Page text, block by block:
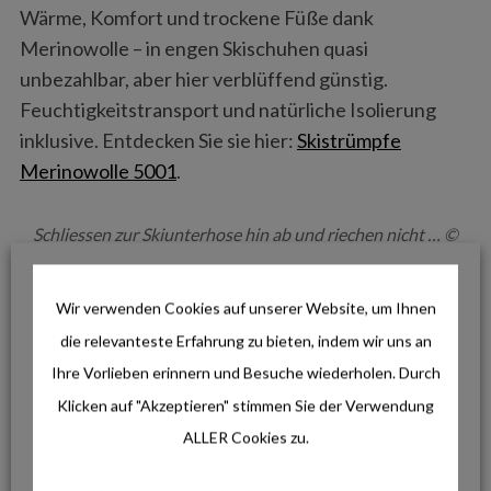
Wärme, Komfort und trockene Füße dank
Merinowolle – in engen Skischuhen quasi
unbezahlbar, aber hier verblüffend günstig.
Feuchtigkeitstransport und natürliche Isolierung
inklusive. Entdecken Sie sie hier: Skistrümpfe
Merinowolle 5001.
Schliessen zur Skiunterhose hin ab und riechen nicht … ©
decathlon.de
FAZIT: SKIFREIZEIT – AUSRÜSTUNG FÜR
DIE SKIFREIZEIT
Die Skiausrüstung, die hier vorgestellt wurde, ist
eine perfekte Mischung aus Schutz, Komfort und
Wir verwenden Cookies auf unserer Website, um Ihnen
die relevanteste Erfahrung zu bieten, indem wir uns an
Ihre Vorlieben erinnern und Besuche wiederholen. Durch
Klicken auf "Akzeptieren" stimmen Sie der Verwendung
ALLER Cookies zu.